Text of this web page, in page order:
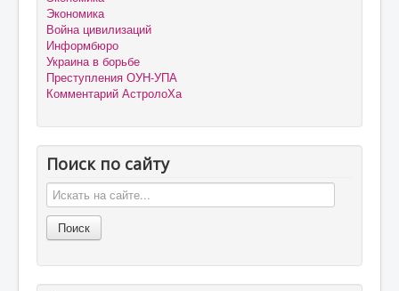
Экономика
Война цивилизаций
Информбюро
Украина в борьбе
Преступления ОУН-УПА
Комментарий АстролоХа
Поиск по сайту